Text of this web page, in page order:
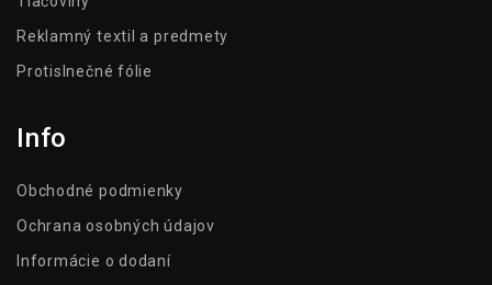
Reklamný textil a predmety
Protislnečné fólie
Info
Obchodné podmienky
Ochrana osobných údajov
Informácie o dodaní